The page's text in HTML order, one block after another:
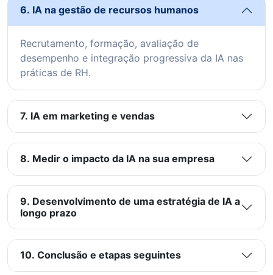
6. IA na gestão de recursos humanos
Recrutamento, formação, avaliação de
desempenho e integração progressiva da IA nas
práticas de RH.
7. IA em marketing e vendas
8. Medir o impacto da IA na sua empresa
9. Desenvolvimento de uma estratégia de IA a
longo prazo
10. Conclusão e etapas seguintes